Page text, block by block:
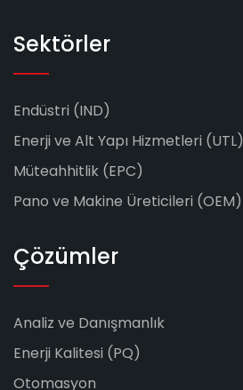
Sektörler
Endüstri (IND)
Enerji ve Alt Yapı Hizmetleri (UTL)
Müteahhitlik (EPC)
Pano ve Makine Üreticileri (OEM)
Çözümler
Analiz ve Danışmanlık
Enerji Kalitesi (PQ)
Otomasyon